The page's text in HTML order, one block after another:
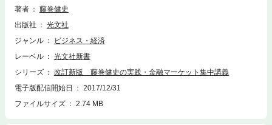
融知識を、「伝説のディーラー」が伝授。データ刷新、大幅加筆の改訂
著者
藤巻健史
出版社
光文社
ジャンル
ビジネス・経済
レーベル
光文社新書
シリーズ
改訂新版 藤巻健史の実践・金融マーケット集中講義
電子版配信開始日
2017/12/31
ファイルサイズ
2.74 MB